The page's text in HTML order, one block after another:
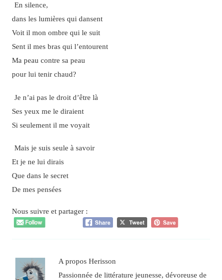
En silence,
dans les lumières qui dansent
Voit il mon ombre qui le suit
Sent il mes bras qui l’entourent
Ma peau contre sa peau
pour lui tenir chaud?
Je n’ai pas le droit d’être là
Ses yeux me le diraient
Si seulement il me voyait
Mais je suis seule à savoir
Et je ne lui dirais
Que dans le secret
De mes pensées
Nous suivre et partager :
A propos Herisson
Passionnée de littérature jeunesse, dévoreuse de